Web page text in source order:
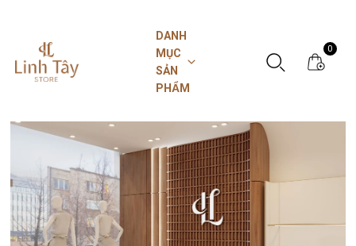
0
DANH
MỤC
SẢN
PHẨM